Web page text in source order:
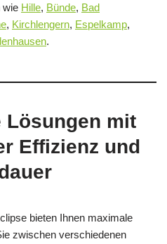
wie Hille, Bünde, Bad
, Kirchlengern, Espelkamp,
.
Lösungen mit
Effizienz und
bieten Ihnen maximale
zwischen verschiedenen